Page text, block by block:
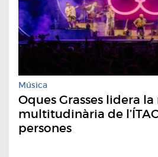
Música
Oques Grasses lidera
multitudinària de
persones